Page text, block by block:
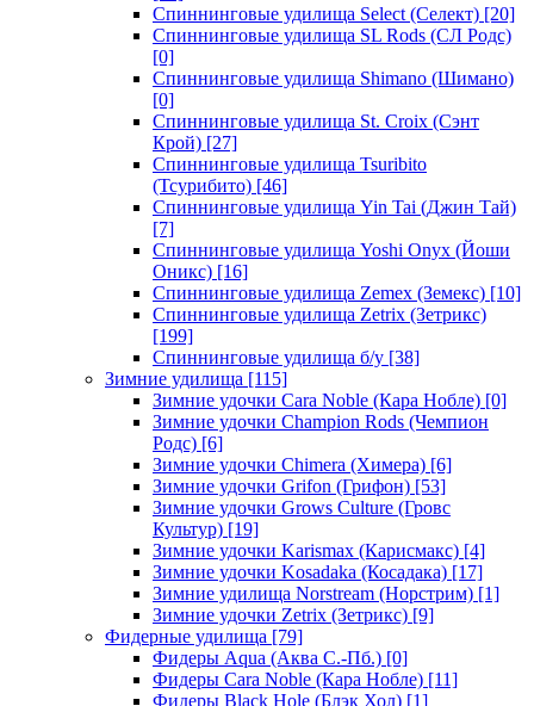
Спиннинговые удилища Select (Селект) [20]
Спиннинговые удилища SL Rods (СЛ Родс)
[0]
Спиннинговые удилища Shimano (Шимано)
[0]
Спиннинговые удилища St. Croix (Сэнт
Крой) [27]
Спиннинговые удилища Tsuribito
(Тсурибито) [46]
Спиннинговые удилища Yin Tai (Джин Тай)
[7]
Спиннинговые удилища Yoshi Onyx (Йоши
Оникс) [16]
Спиннинговые удилища Zemex (Земекс) [10]
Спиннинговые удилища Zetrix (Зетрикс)
[199]
Спиннинговые удилища б/у [38]
Зимние удилища [115]
Зимние удочки Cara Noble (Кара Нобле) [0]
Зимние удочки Champion Rods (Чемпион
Родс) [6]
Зимние удочки Chimera (Химера) [6]
Зимние удочки Grifon (Грифон) [53]
Зимние удочки Grows Culture (Гровс
Культур) [19]
Зимние удочки Karismax (Карисмакс) [4]
Зимние удочки Kosadaka (Косадака) [17]
Зимние удилища Norstream (Норстрим) [1]
Зимние удочки Zetrix (Зетрикс) [9]
Фидерные удилища [79]
Фидеры Aqua (Аква С.-Пб.) [0]
Фидеры Cara Noble (Кара Нобле) [11]
Фидеры Black Hole (Блэк Хол) [1]